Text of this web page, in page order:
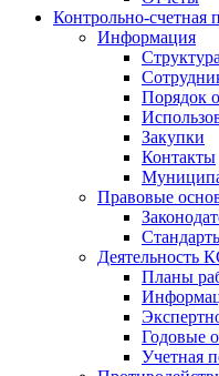
Контрольно-счетная
Информация
Порядок
Закупки
Контакты
Правовые
Деятельность
Планы
Годовые
Учетная